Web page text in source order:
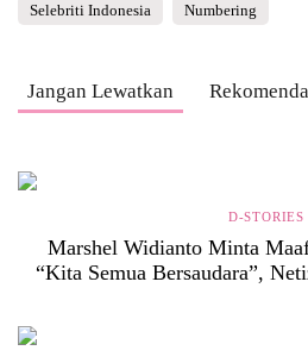
Selebriti Indonesia Numbering
Jangan Lewatkan
D-STORIES
Marshel Widianto Minta
“Kita Semua Bersaudara”,